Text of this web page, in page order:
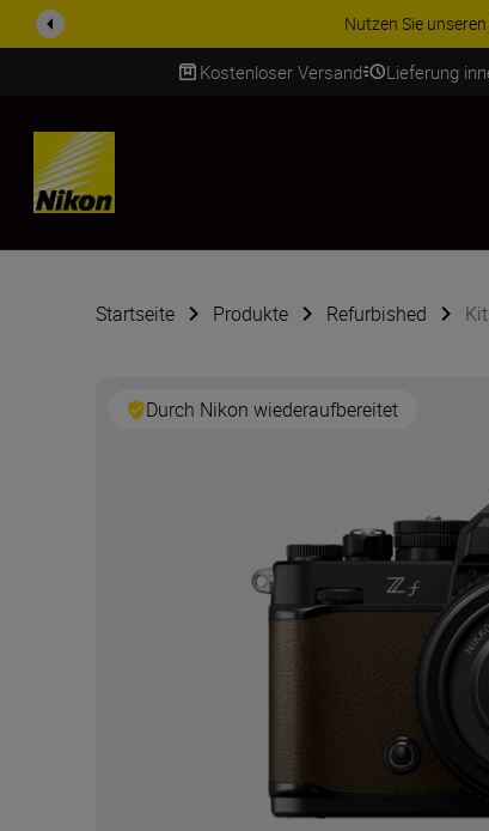
Kostenloser Versand Lieferung
SKIP
Startseite Produkte Refurbished
Durch Nikon wiederaufbereitet